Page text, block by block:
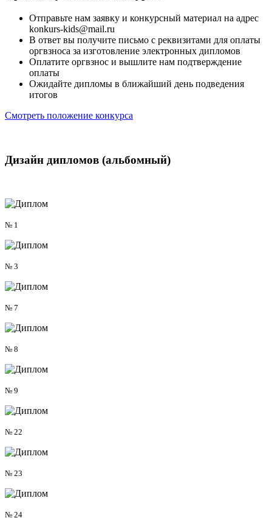
Отправьте нам заявку и конкурсный материал на адрес
konkurs-kids@mail.ru
В ответ вы получите письмо с реквизитами для оплаты
оргвзноса за изготовление электронных дипломов
Оплатите оргвзнос и вышлите нам подтверждение
оплаты
Ожидайте дипломы в ближайший день подведения
итогов
Смотреть положение конкурса
Дизайн дипломов (альбомный)
№ 1
№ 3
№ 7
№ 8
№ 9
№ 22
№ 23
№ 24